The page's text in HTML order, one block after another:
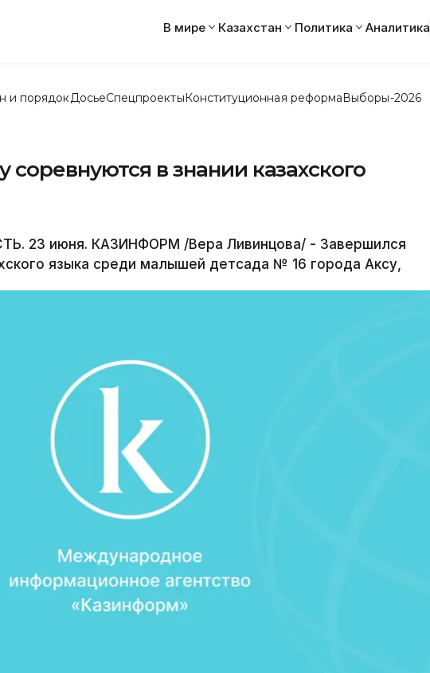
В мире Казахстан Политика Аналитика
и порядок ДосьеСпецпроектыКонституционная реформаВыборы-2026
в знании казахского
23 июня. КАЗИНФОРМ /Вера Ливинцова/ - Завершился
языка среди малышей детсада № 16 города Аксу,